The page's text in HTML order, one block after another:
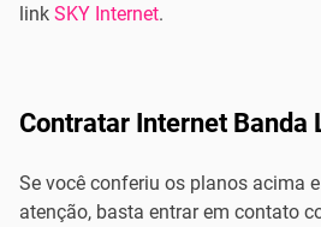
link SKY Internet.
Contratar Internet Banda
Se você conferiu os planos acima
atenção, basta entrar em contato